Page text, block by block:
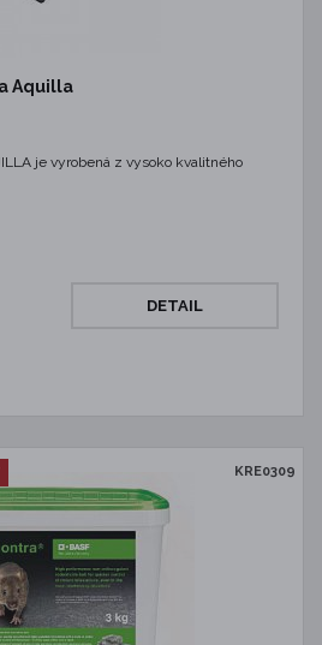
Aquilla
je vyrobená z vysoko kvalitného
DETAIL
KRE0309